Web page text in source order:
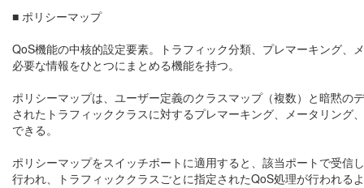
■ ポリシーマップ
QoS機能の中核的設定要素。トラフィック分類、プレマーキング
必要な情報をひとつにまとめる機能を持つ。
ポリシーマップは、ユーザー定義のクラスマップ（複数）と暗黙
されたトラフィッククラスに対するプレマーキング、メータリン
できる。
ポリシーマップをスイッチポートに適用すると、該当ポートで受
行われ、トラフィッククラスごとに指定されたQoS処理が行われる